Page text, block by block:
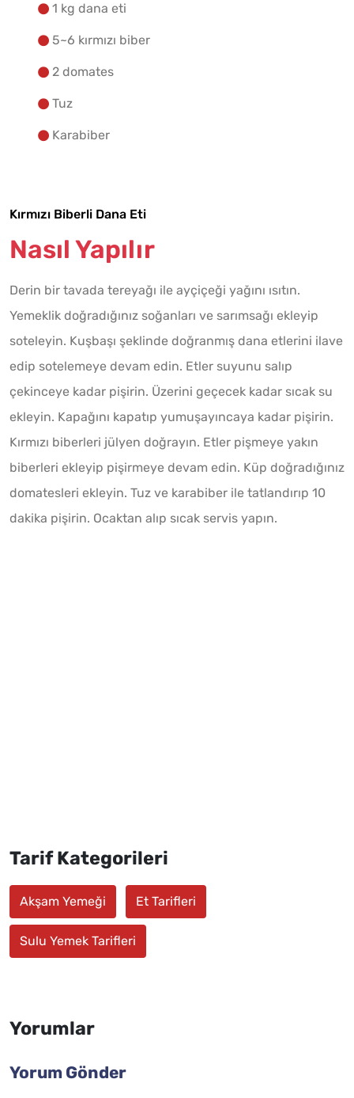
1 kg dana eti
5~6 kırmızı biber
2 domates
Tuz
Karabiber
Kırmızı Biberli Dana Eti
Nasıl Yapılır
Derin bir tavada tereyağı ile ayçiçeği yağını ısıtın.
Yemeklik doğradığınız soğanları ve sarımsağı ekleyip
soteleyin. Kuşbaşı şeklinde doğranmış dana etlerini ilave
edip sotelemeye devam edin. Etler suyunu salıp
çekinceye kadar pişirin. Üzerini geçecek kadar sıcak su
ekleyin. Kapağını kapatıp yumuşayıncaya kadar pişirin.
Kırmızı biberleri jülyen doğrayın. Etler pişmeye yakın
biberleri ekleyip pişirmeye devam edin. Küp doğradığınız
domatesleri ekleyin. Tuz ve karabiber ile tatlandırıp 10
dakika pişirin. Ocaktan alıp sıcak servis yapın.
Tarif Kategorileri
Akşam Yemeği Et Tarifleri
Sulu Yemek Tarifleri
Yorumlar
Yorum Gönder